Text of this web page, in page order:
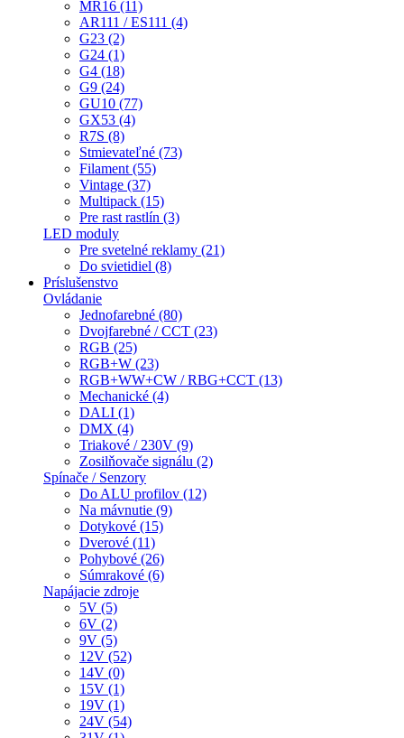
MR16 (11)
AR111 / ES111 (4)
G23 (2)
G24 (1)
G4 (18)
G9 (24)
GU10 (77)
GX53 (4)
R7S (8)
Stmievateľné (73)
Filament (55)
Vintage (37)
Multipack (15)
Pre rast rastlín (3)
LED moduly
Pre svetelné reklamy (21)
Do svietidiel (8)
Príslušenstvo
Ovládanie
Jednofarebné (80)
Dvojfarebné / CCT (23)
RGB (25)
RGB+W (23)
RGB+WW+CW / RBG+CCT (13)
Mechanické (4)
DALI (1)
DMX (4)
Triakové / 230V (9)
Zosilňovače signálu (2)
Spínače / Senzory
Do ALU profilov (12)
Na mávnutie (9)
Dotykové (15)
Dverové (11)
Pohybové (26)
Súmrakové (6)
Napájacie zdroje
5V (5)
6V (2)
9V (5)
12V (52)
14V (0)
15V (1)
19V (1)
24V (54)